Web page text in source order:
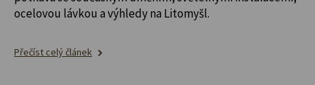
ocelovou lávkou a výhledy na Litomyšl.
Přečíst celý článek